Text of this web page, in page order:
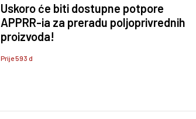
Uskoro će biti dostupne potpore
APPRR-ia za preradu poljoprivrednih
proizvoda!
Prije 593 d